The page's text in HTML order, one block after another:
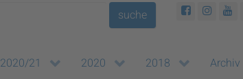
suche
2020/21 2020 2018 Archiv